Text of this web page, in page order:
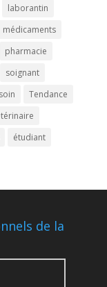
laborantin
médicaments
pharmacie
soignant
Tendance
étudiant
de la